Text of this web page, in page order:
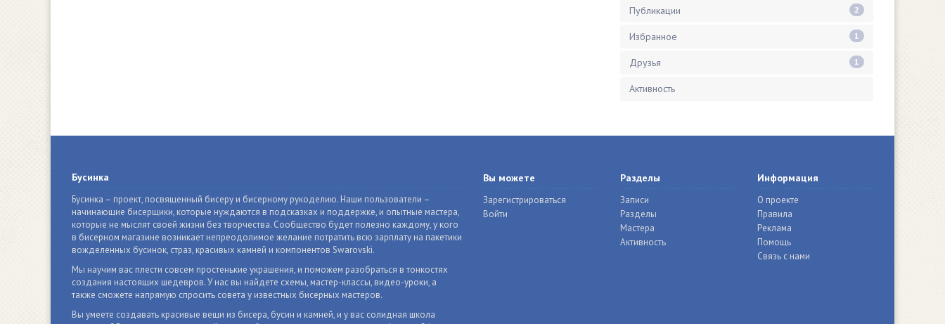
Публикации 2
Избранное 1
Друзья 1
Активность
Бусинка
Бусинка – проект, посвященный бисеру и бисерному рукоделию. Наши пользователи –
начинающие бисерщики, которые нуждаются в подсказках и поддержке, и опытные мастера,
которые не мыслят своей жизни без творчества. Сообщество будет полезно каждому, у кого
в бисерном магазине возникает непреодолимое желание потратить всю зарплату на пакетики
вожделенных бусинок, страз, красивых камней и компонентов Swarovski.
Мы научим вас плести совсем простенькие украшения, и поможем разобраться в тонкостях
создания настоящих шедевров. У нас вы найдете схемы, мастер-классы, видео-уроки, а
также сможете напрямую спросить совета у известных бисерных мастеров.
Вы умеете создавать красивые вещи из бисера, бусин и камней, и у вас солидная школа
Вы можете
Зарегистрироваться
Войти
Разделы
Записи
Разделы
Мастера
Активность
Информация
О проекте
Правила
Реклама
Помощь
Связь с нами